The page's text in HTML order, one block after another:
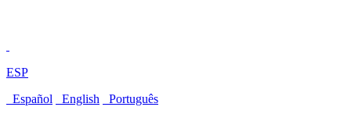
ESP
Español
English Português